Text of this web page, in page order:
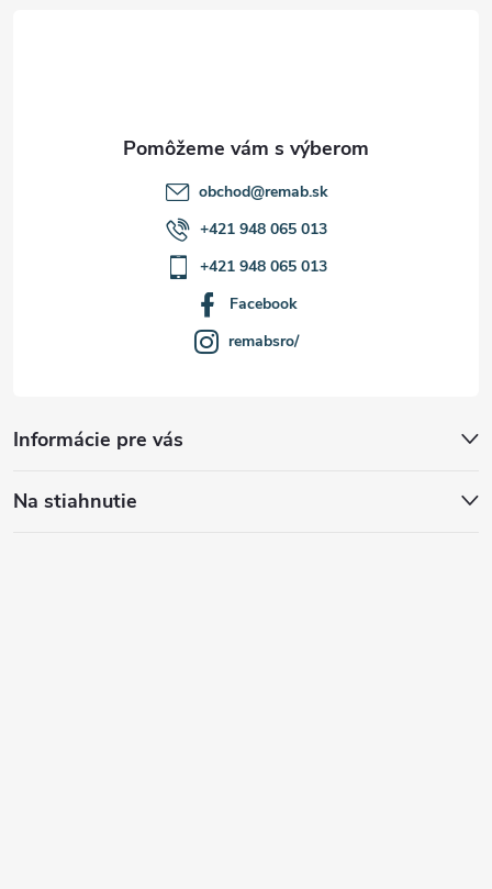
Informácie pre vás
Na stiahnutie
obchod@remab.sk
+421 948 065 013
+421 948 065 013
Facebook
remabsro/